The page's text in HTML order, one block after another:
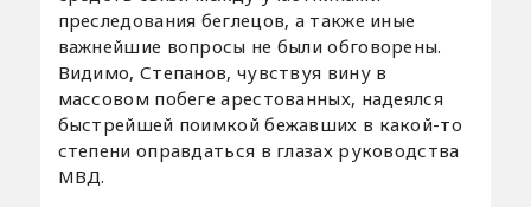
преследования беглецов, а также иные
важнейшие вопросы не были обговорены.
Видимо, Степанов, чувствуя вину в
массовом побеге арестованных, надеялся
быстрейшей поимкой бежавших в какой-то
степени оправдаться в глазах руководства
МВД.